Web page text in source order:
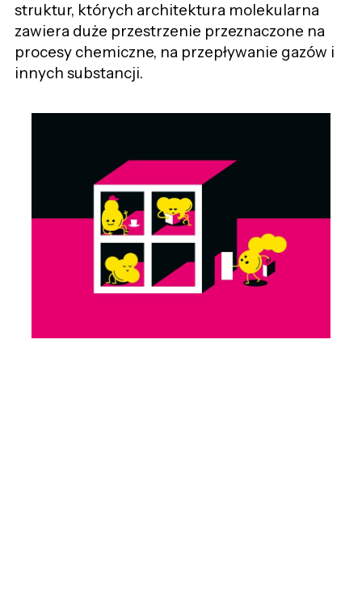
struktur, których architektura molekularna
zawiera duże przestrzenie przeznaczone na
procesy chemiczne, na przepływanie gazów i
innych substancji.